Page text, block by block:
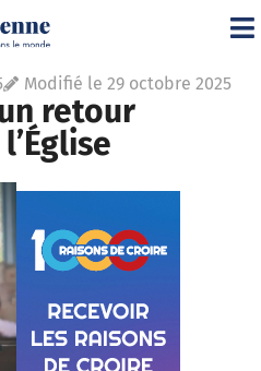
Modifié le 29 octobre 2025
retour